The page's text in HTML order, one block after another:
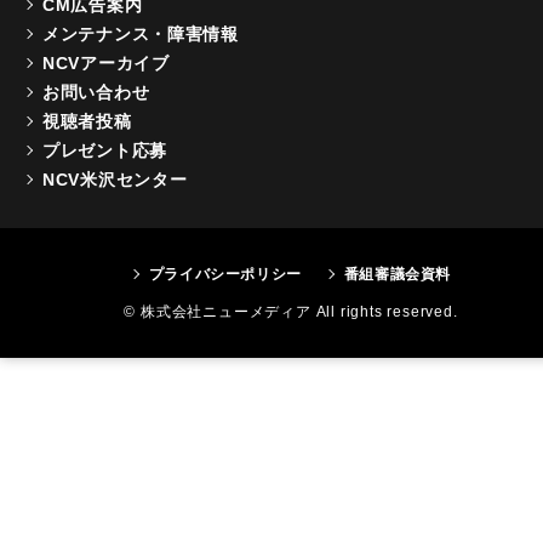
CM広告案内
メンテナンス・障害情報
NCVアーカイブ
お問い合わせ
視聴者投稿
プレゼント応募
NCV米沢センター
プライバシーポリシー 番組審議会資料
© 株式会社ニューメディア All rights reserved.